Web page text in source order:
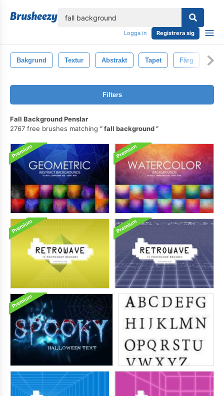
Logga in Registrera sig
Bakgrund Textur Abstrakt Tapet Färg
Filters
Fall Background Penslar
2767 free brushes matching
fall background